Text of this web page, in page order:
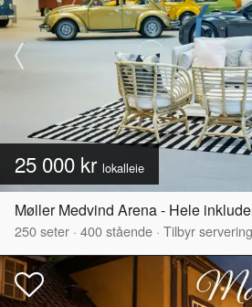
25 000 kr lokalleie
Møller Medvind Arena - Hele
250seter · 400stående · Tilbyr servering